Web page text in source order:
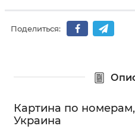
Поделиться:
Картина по
Украина